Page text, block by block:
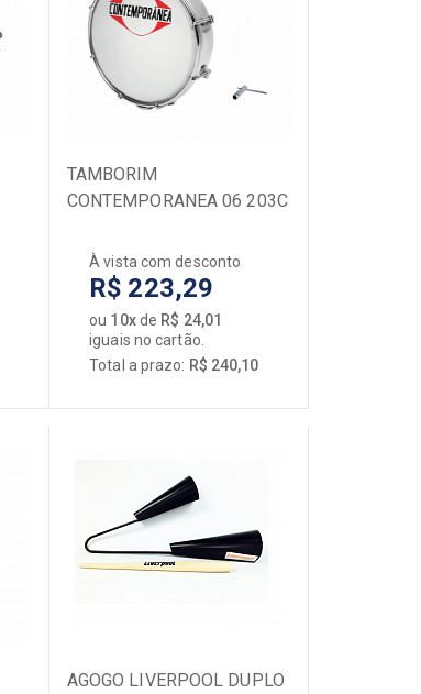
Acessórios
Capas / Cases
Flautas
Gaitas de Boca
Saxofones
Trombones
Trompetes
[+] Ver todos
TAMBORIM
CONTEMPORANEA 06 203C
À vista com desconto
R$ 223,29
ou 10xde R$ 24,01
iguais no cartão.
Total a prazo: R$ 240,10
AGOGO LIVERPOOL DUPLO